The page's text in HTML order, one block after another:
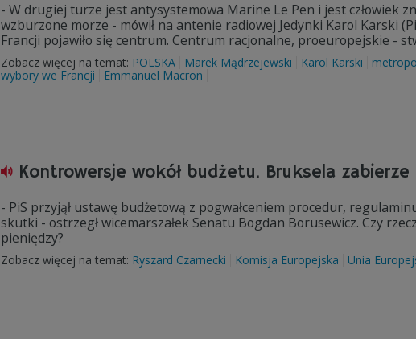
- W drugiej turze jest antysystemowa Marine Le Pen i jest człowiek
wzburzone morze - mówił na antenie radiowej Jedynki Karol Karski
Francji pojawiło się centrum. Centrum racjonalne, proeuropejskie -
Zobacz więcej na temat: POLSKA Marek Mądrzejewski Karol Karski
wybory we Francji
Emmanuel Macron
Kontrowersje wokół budżetu. Bruksela
- PiS przyjął ustawę budżetową z pogwałceniem procedur,
skutki - ostrzegł wicemarszałek Senatu Bogdan Borusewicz. Czy
pieniędzy?
Zobacz więcej na temat: Ryszard Czarnecki Komisja Europejska Unia